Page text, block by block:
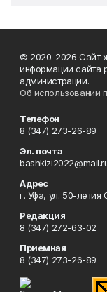
© 2020-2026 Сайт
информации сайта
администрации.
Об использовании
Телефон
8 (347) 273-26-89
Эл. почта
Адрес
г. Уфа, ул. 50-летия
Редакция
8 (347) 272-63-02
Приемная
8 (347) 273-26-89